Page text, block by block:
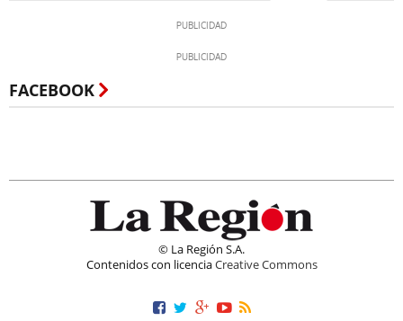
FACEBOOK
© La Región S.A.
Contenidos con licenciaCreative Commons